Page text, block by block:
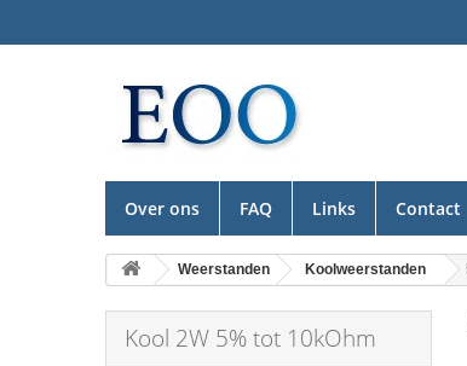
Over ons FAQ Links Contact
Weerstanden Koolweerstanden
Kool 2W 5% tot 10kOhm